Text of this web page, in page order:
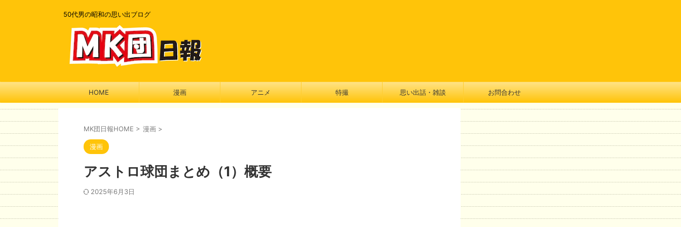
50代男の昭和の思い出ブログ
HOME 漫画 アニメ 特撮 思い出話・雑談 お問合わせ
MK団日報HOME > 漫画 >
漫画
アストロ球団まとめ（1）概要
2025年6月3日